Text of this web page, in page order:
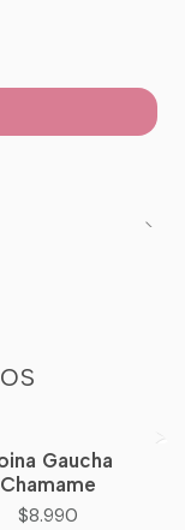
Gaucha
Chamame
$8.990